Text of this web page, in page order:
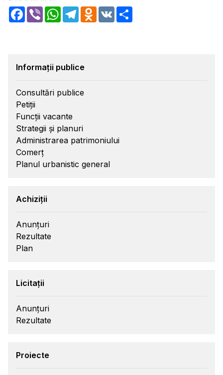
Facebook
Viber WhatsApp
TelegramOdnoklassniki
VK
Informații publice
Consultări publice
Petiții
Funcții vacante
Strategii și planuri
Administrarea patrimoniului
Comerț
Planul urbanistic general
Achiziții
Anunțuri
Rezultate
Plan
Licitații
Anunțuri
Rezultate
Proiecte